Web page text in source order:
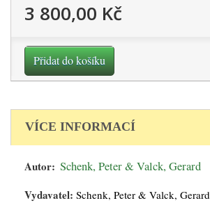
3 800,00 Kč
Přidat do košíku
VÍCE INFORMACÍ
Autor: Schenk, Peter & Valck, Gerard
Vydavatel: Schenk, Peter & Valck, Gerard